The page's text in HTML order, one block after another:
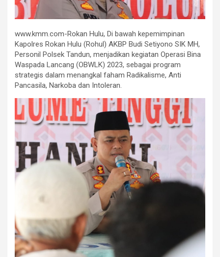
www.kmm.com-Rokan Hulu, Di bawah kepemimpinan
Kapolres Rokan Hulu (Rohul) AKBP Budi Setiyono SIK MH,
Personil Polsek Tandun, menjadikan kegiatan Operasi Bina
Waspada Lancang (OBWLK) 2023, sebagai program
strategis dalam menangkal faham Radikalisme, Anti
Pancasila, Narkoba dan Intoleran.